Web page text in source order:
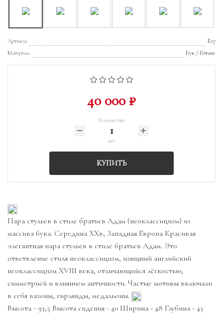
Артикул
E07
Материал
Бук / Ротанг
40 000 ₽
Количество
шт
КУПИТЬ
Пара стульев в стиле братьев Адам (неоклассицизм) из
массива бука. Середина XXв, Западная Европа Красивая
элегантная пара стульев в стиле братьев Адам. Это
ответвление стиля неоклассицизм, изящный английский
неоклассицизм XVIII века, отличающийся лёгкостью,
симметрией и влиянием античности. Частые мотивы включали
в себя вазоны, гирлянды, медальоны.
Высота - 93,5 Высота сидения - 40 Ширина - 48 Глубина - 43